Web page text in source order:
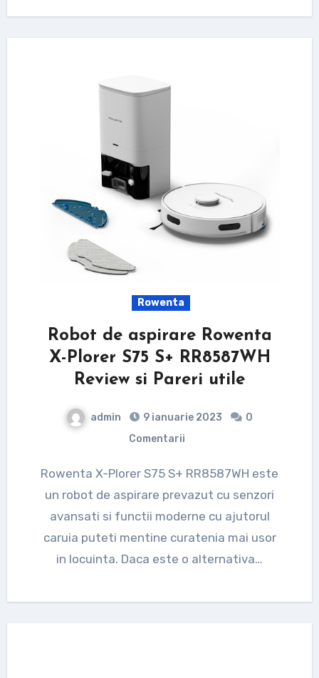
Rowenta
Robot de aspirare Rowenta
X-Plorer S75 S+ RR8587WH
Review si Pareri utile
admin 9 ianuarie 2023
0
Comentarii
Rowenta X-Plorer S75 S+ RR8587WH este
un robot de aspirare prevazut cu senzori
avansati si functii moderne cu ajutorul
caruia puteti mentine curatenia mai usor
in locuinta. Daca este o alternativa…